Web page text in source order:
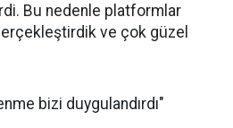
Bu nedenle platformlar
ve çok güzel
bizi duygulandırdı"